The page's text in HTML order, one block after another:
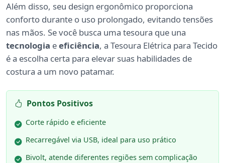
Além disso, seu design ergonômico proporciona
conforto durante o uso prolongado, evitando tensões
nas mãos. Se você busca uma tesoura que una
tecnologia eeficiência, a Tesoura Elétrica para Tecido
é a escolha certa para elevar suas habilidades de
costura a um novo patamar.
Pontos Positivos
Corte rápido e eficiente
Recarregável via USB, ideal para uso prático
Bivolt, atende diferentes regiões sem complicação